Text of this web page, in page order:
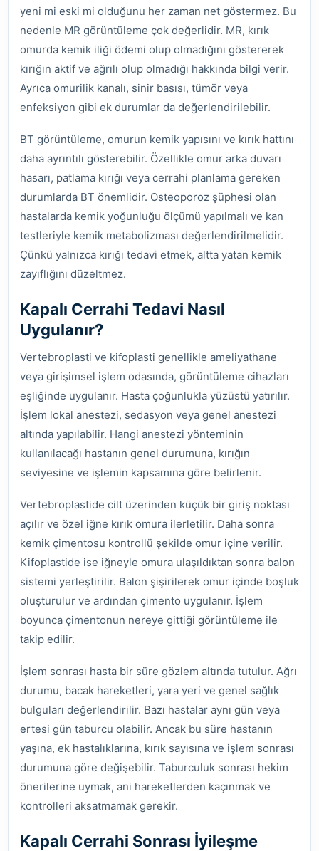
yeni mi eski mi olduğunu her zaman net göstermez. Bu
nedenle MR görüntüleme çok değerlidir. MR, kırık
omurda kemik iliği ödemi olup olmadığını göstererek
kırığın aktif ve ağrılı olup olmadığı hakkında bilgi verir.
Ayrıca omurilik kanalı, sinir basısı, tümör veya
enfeksiyon gibi ek durumlar da değerlendirilebilir.
BT görüntüleme, omurun kemik yapısını ve kırık hattını
daha ayrıntılı gösterebilir. Özellikle omur arka duvarı
hasarı, patlama kırığı veya cerrahi planlama gereken
durumlarda BT önemlidir. Osteoporoz şüphesi olan
hastalarda kemik yoğunluğu ölçümü yapılmalı ve kan
testleriyle kemik metabolizması değerlendirilmelidir.
Çünkü yalnızca kırığı tedavi etmek, altta yatan kemik
zayıflığını düzeltmez.
Kapalı Cerrahi Tedavi Nasıl
Uygulanır?
Vertebroplasti ve kifoplasti genellikle ameliyathane
veya girişimsel işlem odasında, görüntüleme cihazları
eşliğinde uygulanır. Hasta çoğunlukla yüzüstü yatırılır.
İşlem lokal anestezi, sedasyon veya genel anestezi
altında yapılabilir. Hangi anestezi yönteminin
kullanılacağı hastanın genel durumuna, kırığın
seviyesine ve işlemin kapsamına göre belirlenir.
Vertebroplastide cilt üzerinden küçük bir giriş noktası
açılır ve özel iğne kırık omura ilerletilir. Daha sonra
kemik çimentosu kontrollü şekilde omur içine verilir.
Kifoplastide ise iğneyle omura ulaşıldıktan sonra balon
sistemi yerleştirilir. Balon şişirilerek omur içinde boşluk
oluşturulur ve ardından çimento uygulanır. İşlem
boyunca çimentonun nereye gittiği görüntüleme ile
takip edilir.
İşlem sonrası hasta bir süre gözlem altında tutulur. Ağrı
durumu, bacak hareketleri, yara yeri ve genel sağlık
bulguları değerlendirilir. Bazı hastalar aynı gün veya
ertesi gün taburcu olabilir. Ancak bu süre hastanın
yaşına, ek hastalıklarına, kırık sayısına ve işlem sonrası
durumuna göre değişebilir. Taburculuk sonrası hekim
önerilerine uymak, ani hareketlerden kaçınmak ve
kontrolleri aksatmamak gerekir.
Kapalı Cerrahi Sonrası İyileşme